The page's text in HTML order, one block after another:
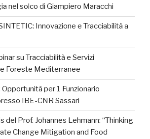
nel solco di Giampiero Maracchi
Innovazione e Tracciabilità a
su Tracciabilità e Servizi
Foreste Mediterranee
per 1 Funzionario
IBE-CNR Sassari
del Prof. Johannes Lehmann: “Thinking
Change Mitigation and Food